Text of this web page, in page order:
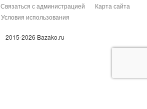
Связаться с администрацией
Карта сайта
Условия использования
2015-2026 Bazako.ru